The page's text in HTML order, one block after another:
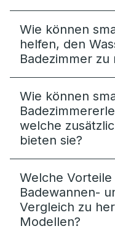
Wie können
helfen, den
Badezimmer zu
Wie können
welche
bieten sie?
Welche
Badewannen-
Vergleich zu
Modellen?